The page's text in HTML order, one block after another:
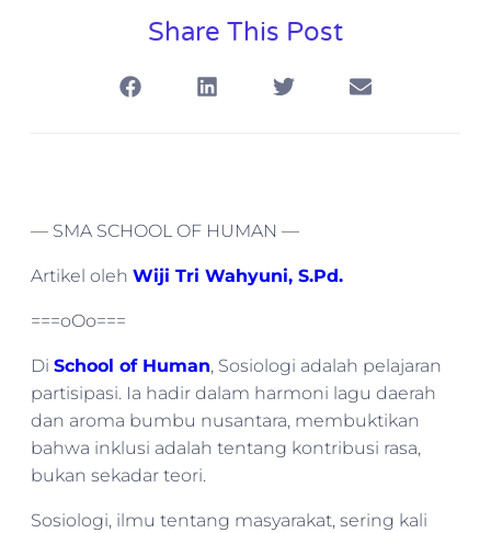
Share This Post
— SMA SCHOOL OF HUMAN —
Artikel oleh Wiji Tri Wahyuni, S.Pd.
===oOo===
Di School of Human, Sosiologi adalah pelajaran
partisipasi. Ia hadir dalam harmoni lagu daerah
dan aroma bumbu nusantara, membuktikan
bahwa inklusi adalah tentang kontribusi rasa,
bukan sekadar teori.
Sosiologi, ilmu tentang masyarakat, sering kali